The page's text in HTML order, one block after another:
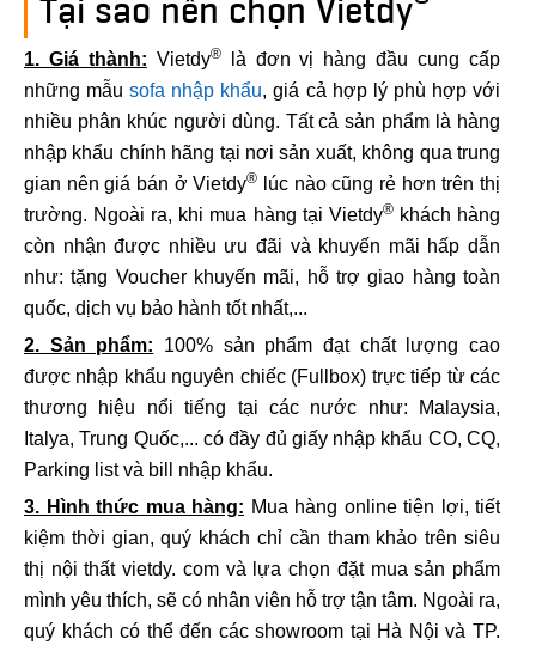
1. Giá thành: Vietdy®là đơn vị hàng đầu cung cấp
những mẫusofa nhập khẩu, giá cả hợp lý phù hợp với
nhiều phân khúc người dùng. Tất cả sản phẩm là hàng
nhập khẩu chính hãng tại nơi sản xuất, không qua trung
gian nên giá bán ở Vietdy®
lúc nào cũng rẻ hơn trên thị
trường. Ngoài ra, khi mua hàng tại Vietdy®khách hàng
còn nhận được nhiều ưu đãi và khuyến mãi hấp dẫn
như: tặng Voucher khuyến mãi, hỗ trợ giao hàng toàn
quốc, dịch vụ bảo hành tốt nhất,...
2. Sản phẩm: 100% sản phẩm đạt chất lượng cao
được nhập khẩu nguyên chiếc (Fullbox) trực tiếp từ các
thương hiệu nổi tiếng tại các nước như: Malaysia,
Italya, Trung Quốc,... có đầy đủ giấy nhập khẩu CO, CQ,
Parking list và bill nhập khẩu.
3. Hình thức mua hàng: Mua hàng online tiện lợi, tiết
kiệm thời gian, quý khách chỉ cần tham khảo trên siêu
thị nội thất vietdy. com và lựa chọn đặt mua sản phẩm
mình yêu thích, sẽ có nhân viên hỗ trợ tận tâm. Ngoài ra,
quý khách có thể đến các showroom tại Hà Nội và TP.